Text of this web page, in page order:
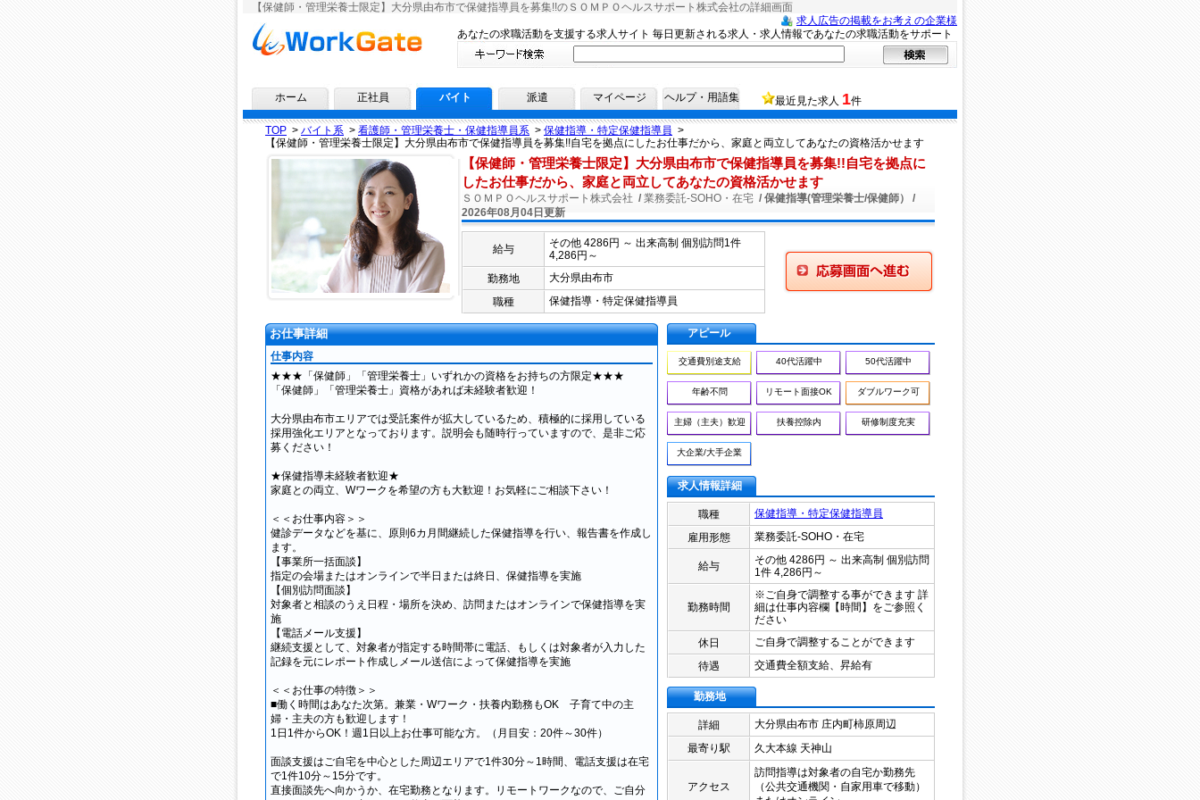
【保健師・管理栄養士限定】大分県由布市で保健指導員を募集!!のＳＯＭＰＯヘルスサポート株式会社の詳細画面
求人広告の掲載をお考えの企業様
求人情報ならワークゲートへ！ あなたの求職活動を支援する求人サイト 毎日更新される求人・求人情報であなたの求職活動をサポート
ホーム 正社員 バイト 派遣 マイページ ヘルプ・用語集 最近見た求人 1件
TOP > バイト系 > 看護師・管理栄養士・保健指導員系 > 保健指導・特定保健指導員 >
【保健師・管理栄養士限定】大分県由布市で保健指導員を募集!!自宅を拠点にしたお仕事だから、家庭と両立してあなたの資格活かせます
【保健師・管理栄養士限定】大分県由布市で保健指導員を募集!!自宅を拠点に
したお仕事だから、家庭と両立してあなたの資格活かせます
ＳＯＭＰＯヘルスサポート株式会社 / 業務委託-SOHO・在宅 / 保健指導(管理栄養士/保健師） /
2026年08月04日更新
給与
その他 4286円 ～ 出来高制 個別訪問1件
4,286円～
勤務地
大分県由布市
職種
保健指導・特定保健指導員
応募画面へ進む
お仕事詳細
仕事内容
★★★「保健師」「管理栄養士」いずれかの資格をお持ちの方限定★★★
「保健師」「管理栄養士」資格があれば未経験者歓迎！
大分県由布市エリアでは受託案件が拡大しているため、積極的に採用している
採用強化エリアとなっております。説明会も随時行っていますので、是非ご応
募ください！
★保健指導未経験者歓迎★
家庭との両立、Wワークを希望の方も大歓迎！お気軽にご相談下さい！
＜＜お仕事内容＞＞
健診データなどを基に、原則6カ月間継続した保健指導を行い、報告書を作成し
ます。
【事業所一括面談】
指定の会場またはオンラインで半日または終日、保健指導を実施
【個別訪問面談】
対象者と相談のうえ日程・場所を決め、訪問またはオンラインで保健指導を実
施
【電話メール支援】
継続支援として、対象者が指定する時間帯に電話、もしくは対象者が入力した
記録を元にレポート作成しメール送信によって保健指導を実施
＜＜お仕事の特徴＞＞
■働く時間はあなた次第。兼業・Wワーク・扶養内勤務もOK 子育て中の主
婦・主夫の方も歓迎します！
1日1件からOK！週1日以上お仕事可能な方。（月目安：20件～30件）
面談支援はご自宅を中心とした周辺エリアで1件30分～1時間、電話支援は在宅
で1件10分～15分です。
直接面談先へ向かうか、在宅勤務となります。リモートワークなので、ご自分
アピール
交通費別途支給 40代活躍中 50代活躍中
年齢不問 リモート面接OK ダブルワーク可
主婦（主夫）歓迎 扶養控除内 研修制度充実
大企業/大手企業
求人情報詳細
職種
保健指導・特定保健指導員
雇用形態
業務委託-SOHO・在宅
給与
その他 4286円 ～ 出来高制 個別訪問
1件 4,286円～
勤務時間
※ご自身で調整する事ができます 詳
細は仕事内容欄【時間】をご参照く
ださい
休日
ご自身で調整することができます
待遇
交通費全額支給、昇給有
勤務地
詳細 大分県由布市 庄内町柿原周辺
最寄り駅
久大本線 天神山
アクセス
訪問指導は対象者の自宅か勤務先
（公共交通機関・自家用車で移動）